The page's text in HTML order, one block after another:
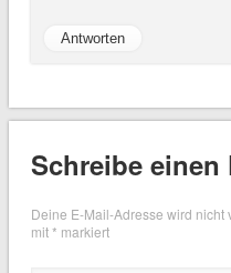
Antworten
Schreibe einen
Deine E-Mail-Adresse wird nicht
mit* markiert